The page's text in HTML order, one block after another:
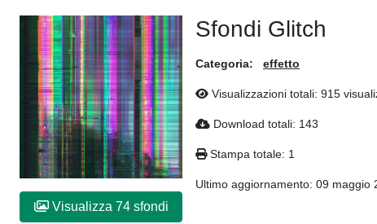
Visualizza 74 sfondi
Sfondi Glitch
Categoria: effetto
Visualizzazioni totali: 915
Download totali: 143
Stampa totale: 1
Ultimo aggiornamento: 09 maggio